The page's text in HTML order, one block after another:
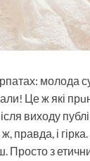
молода
Це ж які
виходу
правда, і
Просто з